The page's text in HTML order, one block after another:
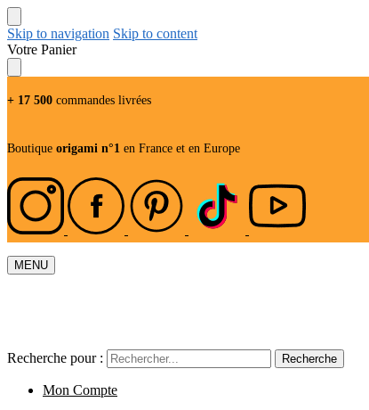
Skip to navigation Skip to content
Votre Panier
+ 17 500 commandes livrées
Boutique origami n°1 en France et en Europe
MENU
Recherche pour : Recherche
Mon Compte